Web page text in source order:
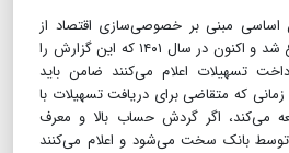
اصل ۴۴ قانون اساسی مبنی بر خصوصی‌سازی اقتصاد از
سوی رهبر معظم انقلاب ابلاغ شد و اکنون در سال ۱۴۰۱ که این گزارش را
تسهیلات اعلام می‌کنند ضامن باید
که متقاضی برای دریافت تسهیلات با
می‌کند، اگر گردش حساب بالا و معرف
توسط بانک سخت می‌شود و اعلام می‌کنند